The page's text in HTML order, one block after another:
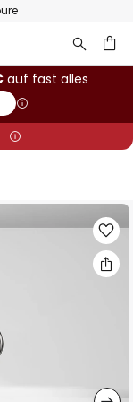
auf fast alles